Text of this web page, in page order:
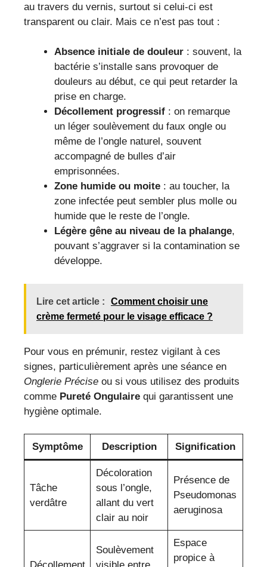
au travers du vernis, surtout si celui-ci est
transparent ou clair. Mais ce n’est pas tout :
Absence initiale de douleur : souvent, la
bactérie s’installe sans provoquer de
douleurs au début, ce qui peut retarder la
prise en charge.
Décollement progressif : on remarque
un léger soulèvement du faux ongle ou
même de l’ongle naturel, souvent
accompagné de bulles d’air
emprisonnées.
Zone humide ou moite : au toucher, la
zone infectée peut sembler plus molle ou
humide que le reste de l’ongle.
Légère gêne au niveau de la phalange,
pouvant s’aggraver si la contamination se
développe.
Lire cet article :
Comment choisir une
crème fermeté pour le visage efficace ?
Pour vous en prémunir, restez vigilant à ces
signes, particulièrement après une séance en
Onglerie Précise ou si vous utilisez des produits
comme Pureté Ongulaire qui garantissent une
hygiène optimale.
Symptôme Description Signification
Tâche
verdâtre
Décoloration
sous l’ongle,
allant du vert
clair au noir
Présence de
Pseudomonas
aeruginosa
Soulèvement
Espace
propice à